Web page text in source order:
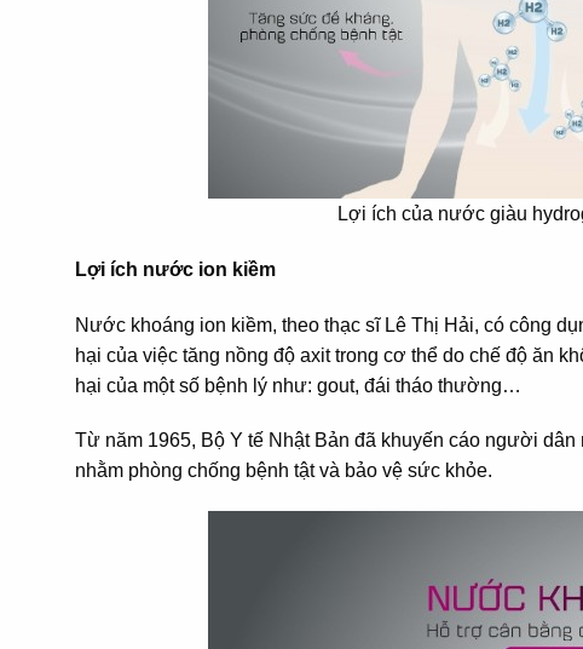
Lợi ích của nước giàu
Lợi ích nước ion kiềm
Nước khoáng ion kiềm, theo thạc sĩ Lê Thị Hải, có công
hại của việc tăng nồng độ axit trong cơ thể do chế độ ăn
hại của một số bệnh lý như: gout, đái tháo thường…
Từ năm 1965, Bộ Y tế Nhật Bản đã khuyến cáo người
nhằm phòng chống bệnh tật và bảo vệ sức khỏe.